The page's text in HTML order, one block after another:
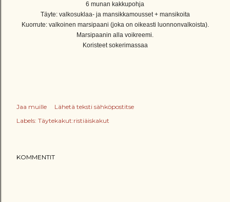
6 munan kakkupohja
Täyte: valkosuklaa- ja mansikkamousset + mansikoita
Kuorrute: valkoinen marsipaani (joka on oikeasti luonnonvalkoista).
Marsipaanin alla voikreemi.
Koristeet sokerimassaa
Jaa muille
Lähetä teksti sähköpostitse
Labels: Täytekakut:ristiäiskakut
KOMMENTIT